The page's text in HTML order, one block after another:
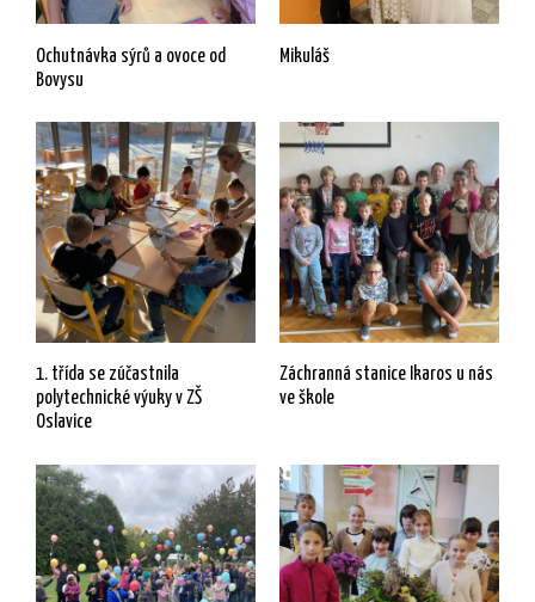
Ochutnávka sýrů a ovoce od
Bovysu
Mikuláš
1. třída se zúčastnila
polytechnické výuky v ZŠ
Oslavice
Záchranná stanice Ikaros u nás
ve škole